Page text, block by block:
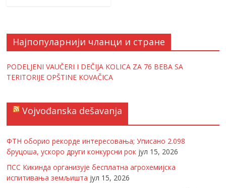
Најпопуларнији чланци и стране
PODELJENI VAUČERI I DEČIJA KOLICA ZA 76 BEBA SA
TERITORIJE OPŠTINE KOVAČICA
Vojvođanska dešavanja
ФТН оборио рекорде интересовања; Уписано 2.098
бруцоша, ускоро други конкурсни рок јул 15, 2026
ПСС Кикинда организује бесплатна агрохемијска
испитивања земљишта јул 15, 2026